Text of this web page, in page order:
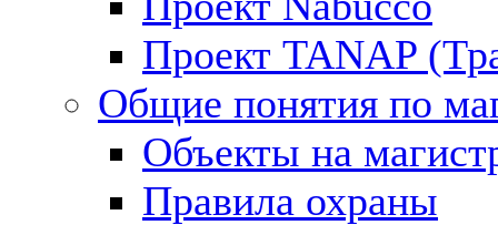
Проект TANAP
Общие понятия по
Объекты на
Правила охраны